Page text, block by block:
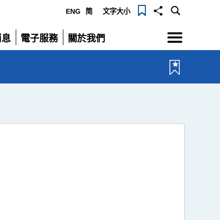
ENG 简 文字大小
電子服務
展
關於我們
展
選
單